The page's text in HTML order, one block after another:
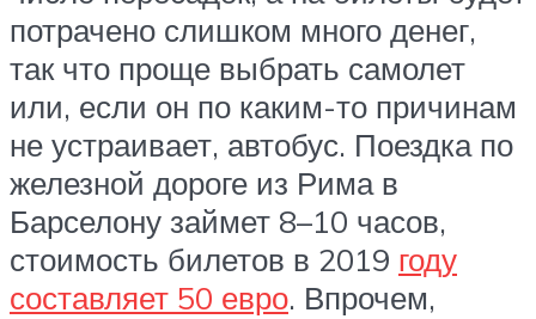
потрачено слишком много денег,
так что проще выбрать самолет
или, если он по каким-то причинам
не устраивает, автобус. Поездка по
железной дороге из Рима в
Барселону займет 8–10 часов,
стоимость билетов в 2019 году
составляет 50 евро. Впрочем,